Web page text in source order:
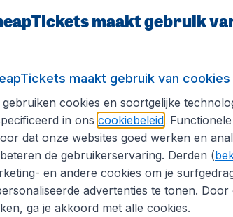
informatie
pers
CheapTickets.be
Flugladen.de
maakt gebruik
maakt gebruik van cookies
gebruiken cookies en soortgelijke
in ons cookiebeleid.
dat onze websites goed werken en
de gebruikerservaring. Derden (
en andere cookies om je
advertenties te tonen.
ga je akkoord met alle cookies.